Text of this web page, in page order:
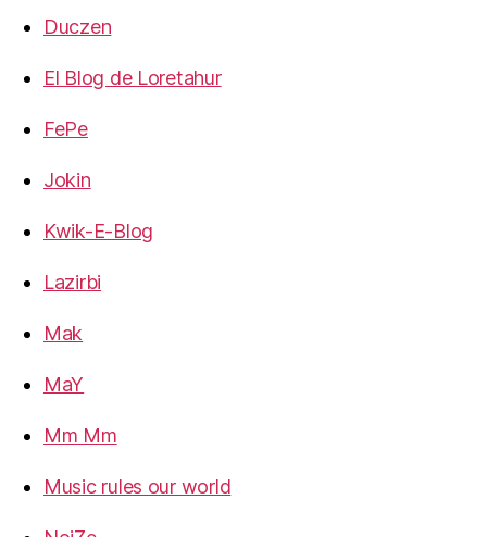
Duczen
El Blog de Loretahur
FePe
Jokin
Kwik-E-Blog
Lazirbi
Mak
MaY
Mm Mm
Music rules our world